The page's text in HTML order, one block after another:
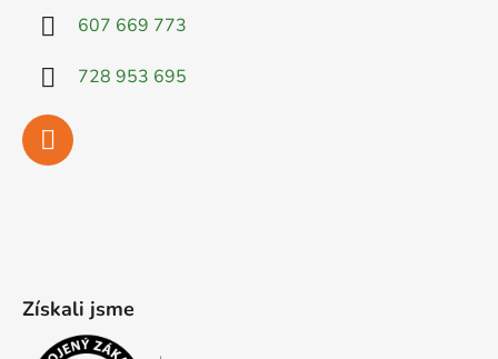
607 669 773
728 953 695
Získali jsme